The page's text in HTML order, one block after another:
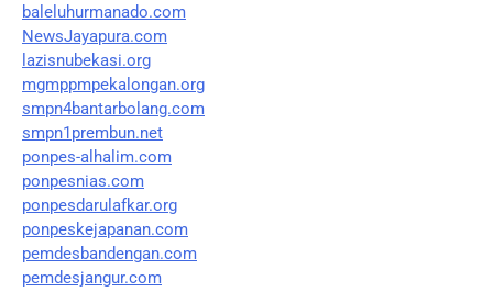
baleluhurmanado.com
NewsJayapura.com
lazisnubekasi.org
mgmppmpekalongan.org
smpn4bantarbolang.com
smpn1prembun.net
ponpes-alhalim.com
ponpesnias.com
ponpesdarulafkar.org
ponpeskejapanan.com
pemdesbandengan.com
pemdesjangur.com